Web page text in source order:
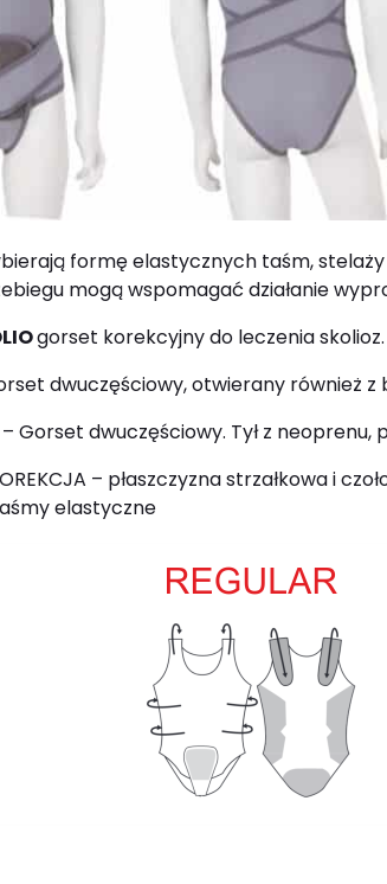
formę elastycznych taśm,
mogą wspomagać działanie
gorset korekcyjny do leczenia skolioz.
dwuczęściowy, otwierany również z
– Gorset dwuczęściowy. Tył z neoprenu,
– płaszczyzna strzałkowa i
elastyczne